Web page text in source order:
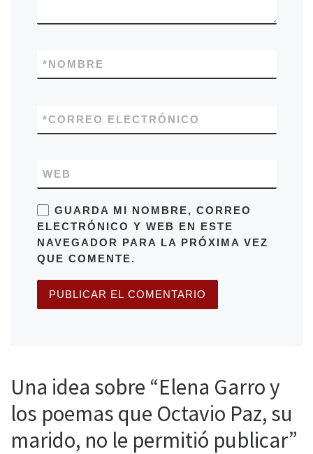
NOMBRE
*
CORREO ELECTRÓNICO
*
WEB
GUARDA MI NOMBRE, CORREO
ELECTRÓNICO Y WEB EN ESTE
NAVEGADOR PARA LA PRÓXIMA VEZ
QUE COMENTE.
Una idea sobre “Elena Garro y
los poemas que Octavio Paz, su
marido, no le permitió publicar”